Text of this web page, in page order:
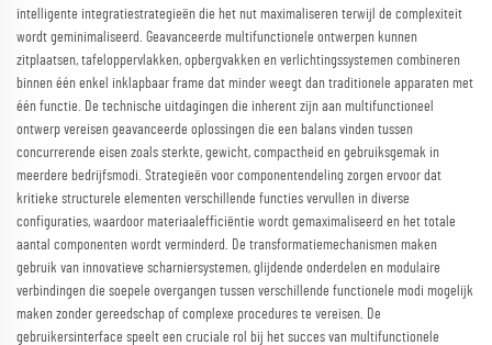
intelligente integratiestrategieën die het nut maximaliseren terwijl de complexiteit
wordt geminimaliseerd. Geavanceerde multifunctionele ontwerpen kunnen
zitplaatsen, tafeloppervlakken, opbergvakken en verlichtingssystemen combineren
binnen één enkel inklapbaar frame dat minder weegt dan traditionele apparaten met
één functie. De technische uitdagingen die inherent zijn aan multifunctioneel
ontwerp vereisen geavanceerde oplossingen die een balans vinden tussen
concurrerende eisen zoals sterkte, gewicht, compactheid en gebruiksgemak in
meerdere bedrijfsmodi. Strategieën voor componentendeling zorgen ervoor dat
kritieke structurele elementen verschillende functies vervullen in diverse
configuraties, waardoor materiaalefficiëntie wordt gemaximaliseerd en het totale
aantal componenten wordt verminderd. De transformatiemechanismen maken
gebruik van innovatieve scharniersystemen, glijdende onderdelen en modulaire
verbindingen die soepele overgangen tussen verschillende functionele modi mogelijk
maken zonder gereedschap of complexe procedures te vereisen. De
gebruikersinterface speelt een cruciale rol bij het succes van multifunctionele